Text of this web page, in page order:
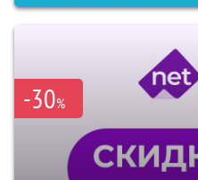
-30%